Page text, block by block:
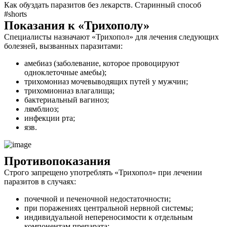
Как обуздать паразитов без лекарств. Старинный способ
#shorts
Показания к «Трихополу»
Специалисты назначают «Трихопол» для лечения следующих
болезней, вызванных паразитами:
амебиаз (заболевание, которое провоцируют
одноклеточные амебы);
трихомониаз мочевыводящих путей у мужчин;
трихомиониаз влагалища;
бактериальный вагиноз;
лямблиоз;
инфекции рта;
язв.
Противопоказания
Строго запрещено употреблять «Трихопол» при лечении
паразитов в случаях:
почечной и печеночной недостаточности;
при поражениях центральной нервной системы;
индивидуальной непереносимости к отдельным